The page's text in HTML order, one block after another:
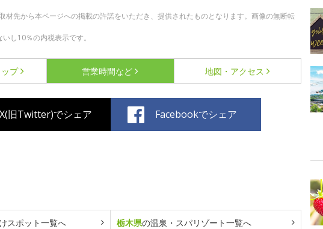
材先から本ページへの掲載の許諾をいただき、提供されたものとなります。画像の無断転
し10％の内税表示です。
ップ 営業時間など 地図・アクセス
X(旧Twitter)でシェア Facebookでシェア
スポット一覧へ 栃木県の温泉・スパリゾート一覧へ